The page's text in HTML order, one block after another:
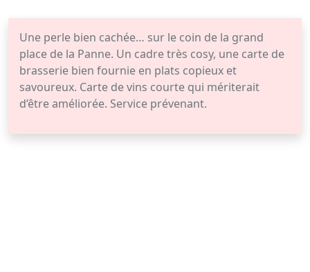
Une perle bien cachée… sur le coin de la grand
place de la Panne. Un cadre très cosy, une carte de
brasserie bien fournie en plats copieux et
savoureux. Carte de vins courte qui mériterait
d’être améliorée. Service prévenant.